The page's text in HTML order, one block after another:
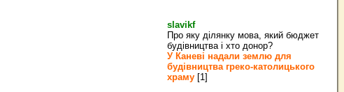
slavikf
Про яку ділянку мова, який бюджет
будівництва і хто донор?
У Каневі надали землю для
будівництва греко‐католицького
храму [1]